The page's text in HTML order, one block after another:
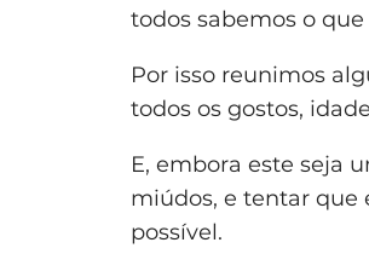
todos sabemos o
Por isso reunimos
todos os gostos,
E, embora este seja
miúdos, e tentar que
possível.